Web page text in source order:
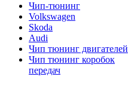
Чип-тюнинг
Volkswagen
Skoda
Audi
Чип тюнинг двигателей
Чип тюнинг коробок
передач